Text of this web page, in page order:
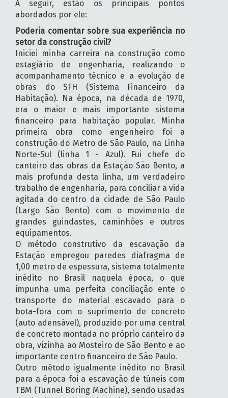
A seguir, estão os principais pontos
abordados por ele:
Poderia comentar sobre sua experiência no
setor da construção civil?
Iniciei minha carreira na construção como
estagiário de engenharia, realizando o
acompanhamento técnico e a evolução de
obras do SFH (Sistema Financeiro da
Habitação). Na época, na década de 1970,
era o maior e mais importante sistema
financeiro para habitação popular. Minha
primeira obra como engenheiro foi a
construção do Metro de São Paulo, na Linha
Norte-Sul (linha 1 - Azul). Fui chefe do
canteiro das obras da Estação São Bento, a
mais profunda desta linha, um verdadeiro
trabalho de engenharia, para conciliar a vida
agitada do centro da cidade de São Paulo
(Largo São Bento) com o movimento de
grandes guindastes, caminhões e outros
equipamentos.
O método construtivo da escavação da
Estação empregou paredes diafragma de
1,00 metro de espessura, sistema totalmente
inédito no Brasil naquela época, o que
impunha uma perfeita conciliação ente o
transporte do material escavado para o
bota-fora com o suprimento de concreto
(auto adensável), produzido por uma central
de concreto montada no próprio canteiro da
obra, vizinha ao Mosteiro de São Bento e ao
importante centro financeiro de São Paulo.
Outro método igualmente inédito no Brasil
para a época foi a escavação de túneis com
TBM (Tunnel Boring Machine), sendo usadas